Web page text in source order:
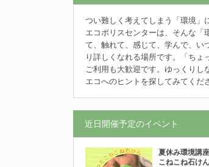
つい難しく考えてしまう「環境」
エコポリスセンターは、そんな「
て、触れて、感じて、学んで、い
り詳しくなれる場所です。「ちょ
ご利用も大歓迎です。ゆっくりし
エコへのヒントを探してみてくだ
近日開催予定のイベント
夏休み環境講
こねこね石けん